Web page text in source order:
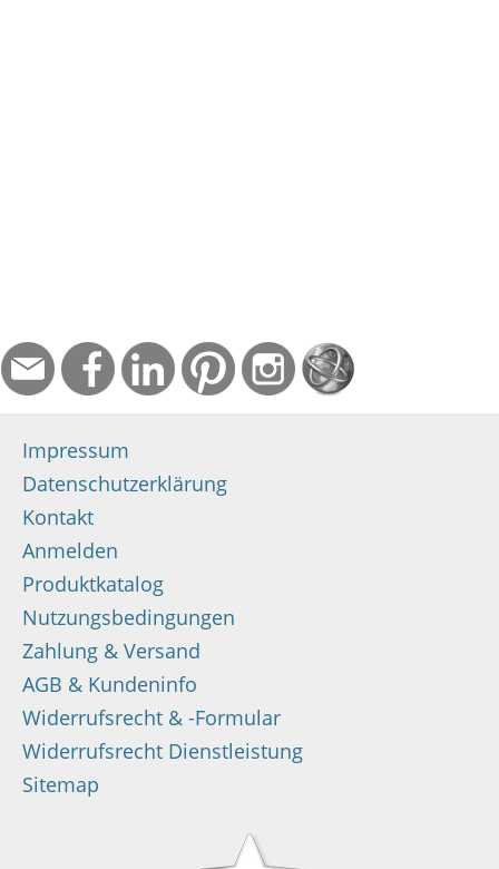
Impressum
Datenschutzerklärung
Kontakt
Anmelden
Produktkatalog
Nutzungsbedingungen
Zahlung & Versand
AGB & Kundeninfo
Widerrufsrecht & -Formular
Widerrufsrecht Dienstleistung
Sitemap